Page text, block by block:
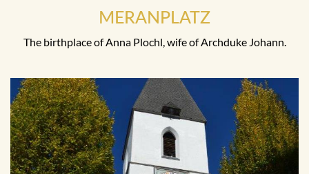
MERANPLATZ
The birthplace of Anna Plochl, wife of Archduke Johann.